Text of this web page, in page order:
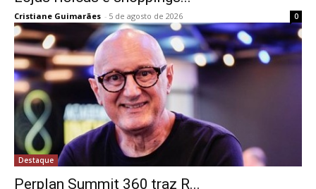
Cristiane Guimarães - 5 de agosto de 2026 0
Destaque
Perplan Summit 360 traz R...